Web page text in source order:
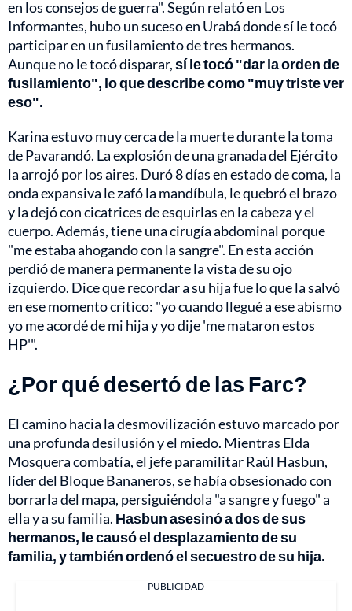
en los consejos de guerra". Según relató en Los
Informantes, hubo un suceso en Urabá donde sí le tocó
participar en un fusilamiento de tres hermanos.
Aunque no le tocó disparar,sí le tocó "dar la orden de
fusilamiento", lo que describe como "muy triste ver
eso".
Karina estuvo muy cerca de la muerte durante la toma
de Pavarandó. La explosión de una granada del Ejército
la arrojó por los aires. Duró 8 días en estado de coma, la
onda expansiva le zafó la mandíbula, le quebró el brazo
y la dejó con cicatrices de esquirlas en la cabeza y el
cuerpo. Además, tiene una cirugía abdominal porque
"me estaba ahogando con la sangre". En esta acción
perdió de manera permanente la vista de su ojo
izquierdo. Dice que recordar a su hija fue lo que la salvó
en ese momento crítico: "yo cuando llegué a ese abismo
yo me acordé de mi hija y yo dije 'me mataron estos
HP'".
¿Por qué desertó de las Farc?
El camino hacia la desmovilización estuvo marcado por
una profunda desilusión y el miedo. Mientras Elda
Mosquera combatía, el jefe paramilitar Raúl Hasbun,
líder del Bloque Bananeros, se había obsesionado con
borrarla del mapa, persiguiéndola "a sangre y fuego" a
ella y a su familia. Hasbun asesinó a dos de sus
hermanos, le causó el desplazamiento de su
familia, y también ordenó el secuestro de su hija.
PUBLICIDAD